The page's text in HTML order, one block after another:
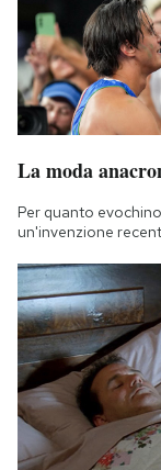
La moda
Per quanto
un'invenzione